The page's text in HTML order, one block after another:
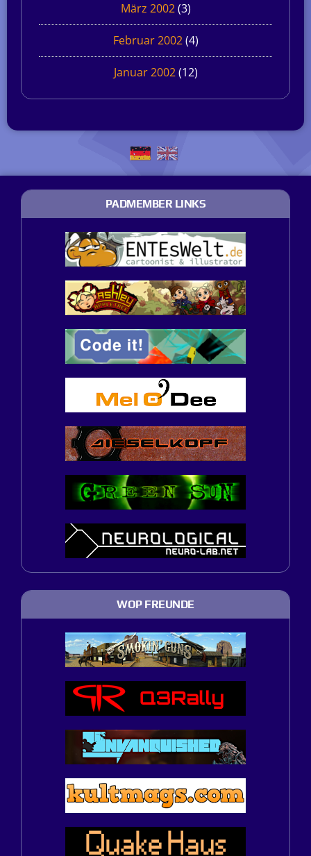
März 2002(3)
Februar 2002(4)
Januar 2002(12)
PADMEMBER LINKS
WOP FREUNDE